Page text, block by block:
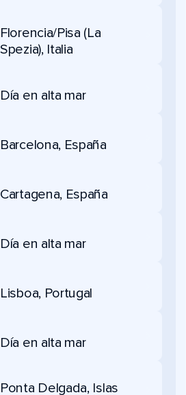
Florencia/Pisa (La
Spezia), Italia
Día en alta mar
Barcelona, España
Cartagena, España
Día en alta mar
Lisboa, Portugal
Día en alta mar
Ponta Delgada, Islas